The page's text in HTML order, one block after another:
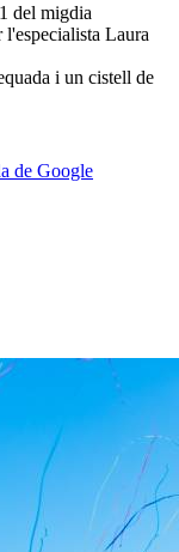
del migdia
Laura
i un cistell de
de Google